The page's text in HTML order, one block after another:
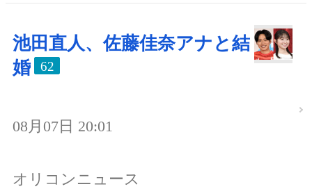
池田直人、佐藤佳奈アナと結
婚
62
08月07日 20:01
オリコンニュース